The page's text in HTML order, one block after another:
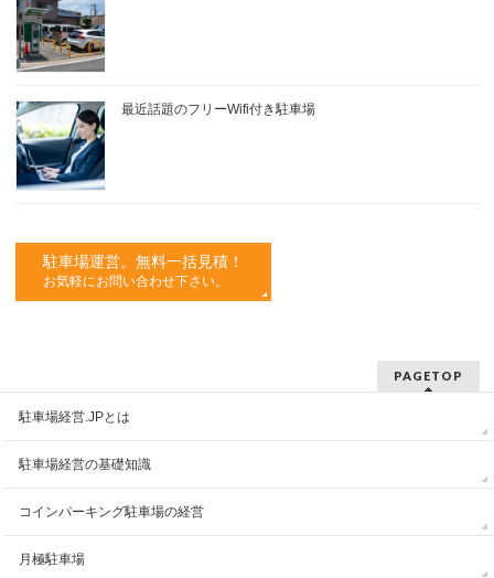
最近話題のフリーWifi付き駐車場
駐車場運営。無料一括見積！
お気軽にお問い合わせ下さい。
PAGETOP
駐車場経営.JPとは
駐車場経営の基礎知識
コインパーキング駐車場の経営
月極駐車場